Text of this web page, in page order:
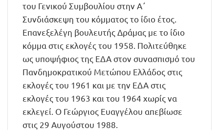
του Γενικού Συμβουλίου στην Α΄
Συνδιάσκεψη του κόμματος το ίδιο έτος.
Επανεξελέγη βουλευτής Δράμας με το ίδιο
κόμμα στις εκλογές του 1958. Πολιτεύθηκε
ως υποψήφιος της ΕΔΑ στον συνασπισμό του
Πανδημοκρατικού Μετώπου Ελλάδος στις
εκλογές του 1961 και με την ΕΔΑ στις
εκλογές του 1963 και του 1964 χωρίς να
εκλεγεί. Ο Γεώργιος Ευαγγέλου απεβίωσε
στις 29 Αυγούστου 1988.